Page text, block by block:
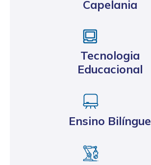
Capelania
Tecnologia
Educacional
Ensino Bilíngue